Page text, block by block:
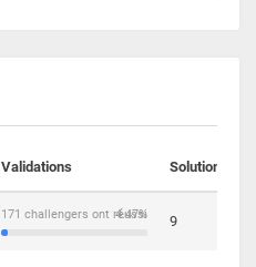
Validations Solutions
4.47%
171 challengers ont réussi 9